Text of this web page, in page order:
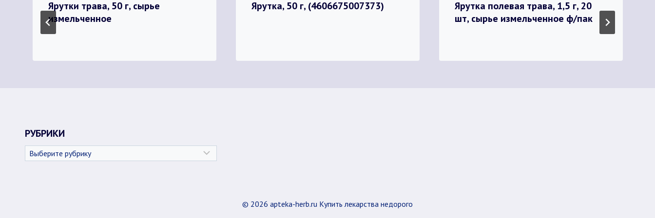
Ярутки трава, 50 г, сырье
измельченное
Ярутка, 50 г, (4606675007373)
Ярутка полевая трава, 1,5 г, 20
шт, сырье измельченное ф/пак
РУБРИКИ
Рубрики
© 2026 apteka-herb.ru Купить лекарства недорого